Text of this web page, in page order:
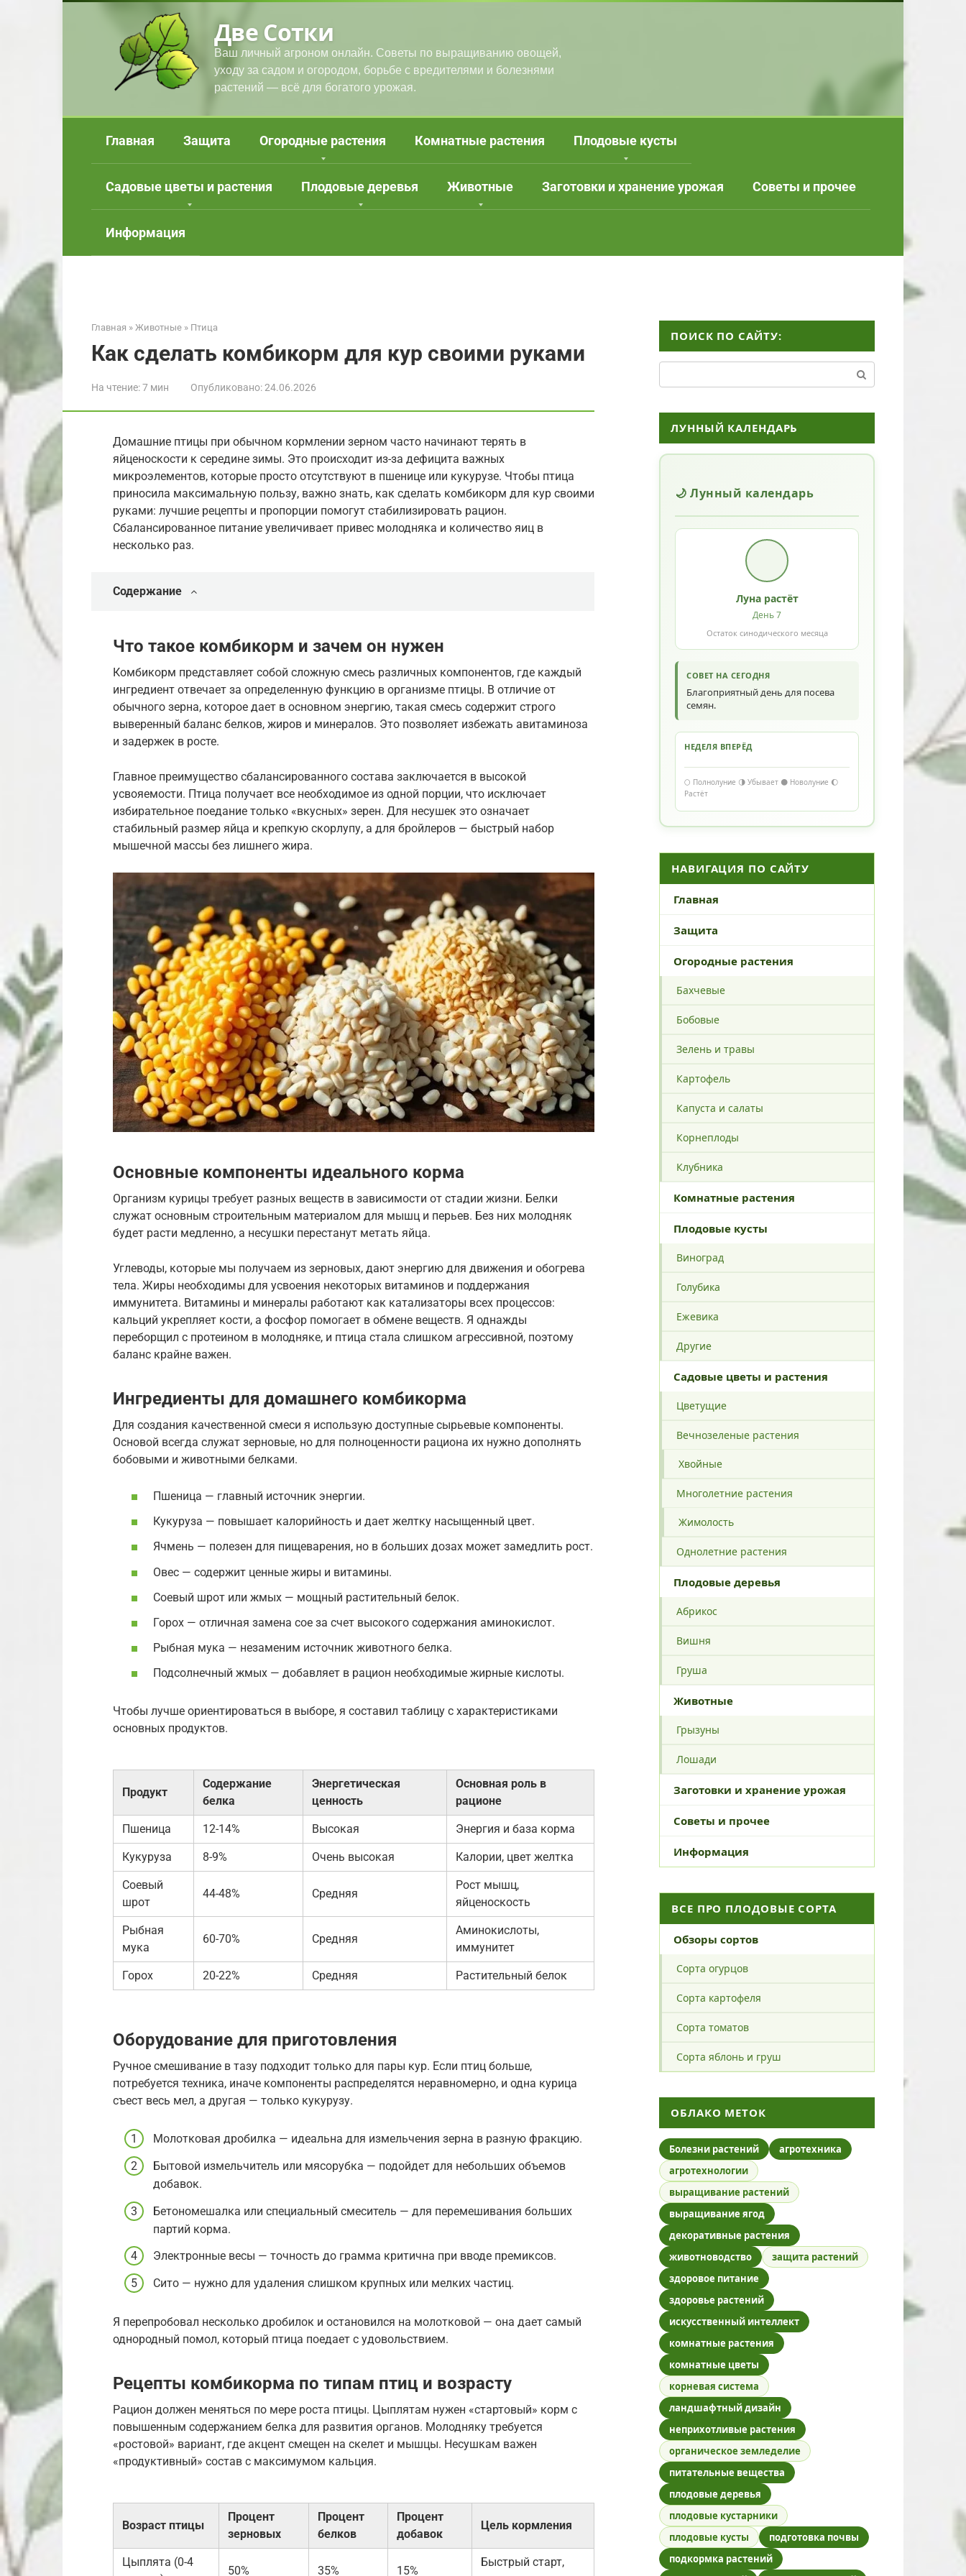
Две Сотки
Ваш личный агроном онлайн. Советы по выращиванию овощей,
уходу за садом и огородом, борьбе с вредителями и болезнями
растений — всё для богатого урожая.
Главная Защита Огородные растения Комнатные растения Плодовые кусты
Садовые цветы и растения Плодовые деревья Животные Заготовки и хранение урожая Советы и прочее
Информация
Главная » Животные » Птица
Как сделать комбикорм для кур своими руками
На чтение:7 мин Опубликовано:24.06.2026
Домашние птицы при обычном кормлении зерном часто начинают терять в
яйценоскости к середине зимы. Это происходит из-за дефицита важных
микроэлементов, которые просто отсутствуют в пшенице или кукурузе. Чтобы птица
приносила максимальную пользу, важно знать, как сделать комбикорм для кур своими
руками: лучшие рецепты и пропорции помогут стабилизировать рацион.
Сбалансированное питание увеличивает привес молодняка и количество яиц в
несколько раз.
Содержание
Что такое комбикорм и зачем он нужен
Комбикорм представляет собой сложную смесь различных компонентов, где каждый
ингредиент отвечает за определенную функцию в организме птицы. В отличие от
обычного зерна, которое дает в основном энергию, такая смесь содержит строго
выверенный баланс белков, жиров и минералов. Это позволяет избежать авитаминоза
и задержек в росте.
Главное преимущество сбалансированного состава заключается в высокой
усвояемости. Птица получает все необходимое из одной порции, что исключает
избирательное поедание только «вкусных» зерен. Для несушек это означает
стабильный размер яйца и крепкую скорлупу, а для бройлеров — быстрый набор
мышечной массы без лишнего жира.
Основные компоненты идеального корма
Организм курицы требует разных веществ в зависимости от стадии жизни. Белки
служат основным строительным материалом для мышц и перьев. Без них молодняк
будет расти медленно, а несушки перестанут метать яйца.
Углеводы, которые мы получаем из зерновых, дают энергию для движения и обогрева
тела. Жиры необходимы для усвоения некоторых витаминов и поддержания
иммунитета. Витамины и минералы работают как катализаторы всех процессов:
кальций укрепляет кости, а фосфор помогает в обмене веществ. Я однажды
переборщил с протеином в молодняке, и птица стала слишком агрессивной, поэтому
баланс крайне важен.
Ингредиенты для домашнего комбикорма
Для создания качественной смеси я использую доступные сырьевые компоненты.
Основой всегда служат зерновые, но для полноценности рациона их нужно дополнять
бобовыми и животными белками.
Пшеница — главный источник энергии.
Кукуруза — повышает калорийность и дает желтку насыщенный цвет.
Ячмень — полезен для пищеварения, но в больших дозах может замедлить рост.
Овес — содержит ценные жиры и витамины.
Соевый шрот или жмых — мощный растительный белок.
Горох — отличная замена сое за счет высокого содержания аминокислот.
Рыбная мука — незаменим источник животного белка.
Подсолнечный жмых — добавляет в рацион необходимые жирные кислоты.
Чтобы лучше ориентироваться в выборе, я составил таблицу с характеристиками
основных продуктов.
Продукт
Содержание
белка
Энергетическая
ценность
Основная роль в
рационе
Пшеница 12-14% Высокая Энергия и база корма
Кукуруза 8-9% Очень высокая Калории, цвет желтка
Соевый
шрот
44-48% Средняя
Рост мышц,
яйценоскость
Рыбная
мука
60-70% Средняя
Аминокислоты,
иммунитет
Горох 20-22% Средняя Растительный белок
Оборудование для приготовления
Ручное смешивание в тазу подходит только для пары кур. Если птиц больше,
потребуется техника, иначе компоненты распределятся неравномерно, и одна курица
съест весь мел, а другая — только кукурузу.
Молотковая дробилка — идеальна для измельчения зерна в разную фракцию.
Бытовой измельчитель или мясорубка — подойдет для небольших объемов
добавок.
Бетономешалка или специальный смеситель — для перемешивания больших
партий корма.
Электронные весы — точность до грамма критична при вводе премиксов.
Сито — нужно для удаления слишком крупных или мелких частиц.
Я перепробовал несколько дробилок и остановился на молотковой — она дает самый
однородный помол, который птица поедает с удовольствием.
Рецепты комбикорма по типам птиц и возрасту
Рацион должен меняться по мере роста птицы. Цыплятам нужен «стартовый» корм с
повышенным содержанием белка для развития органов. Молодняку требуется
«ростовой» вариант, где акцент смещен на скелет и мышцы. Несушкам важен
«продуктивный» состав с максимумом кальция.
Возраст птицы
Процент
зерновых
Процент
белков
Процент
добавок
Цель кормления
Цыплята (0-4
50% 35% 15%
Быстрый старт,
ПОИСК ПО САЙТУ:
ЛУННЫЙ КАЛЕНДАРЬ
🌙 Лунный календарь
Луна растёт
День 7
Остаток синодического месяца
СОВЕТ НА СЕГОДНЯ
Благоприятный день для посева
семян.
НЕДЕЛЯ ВПЕРЁД
🌕 Полнолуние 🌗 Убывает 🌑 Новолуние 🌔
Растёт
НАВИГАЦИЯ ПО САЙТУ
Главная
Защита
Огородные растения
Бахчевые
Бобовые
Зелень и травы
Картофель
Капуста и салаты
Корнеплоды
Клубника
Комнатные растения
Плодовые кусты
Виноград
Голубика
Ежевика
Другие
Садовые цветы и растения
Цветущие
Вечнозеленые растения
Хвойные
Многолетние растения
Жимолость
Однолетние растения
Плодовые деревья
Абрикос
Вишня
Груша
Животные
Грызуны
Лошади
Заготовки и хранение урожая
Советы и прочее
Информация
ВСЕ ПРО ПЛОДОВЫЕ СОРТА
Обзоры сортов
Сорта огурцов
Сорта картофеля
Сорта томатов
Сорта яблонь и груш
ОБЛАКО МЕТОК
Болезни растений
агротехника
агротехнологии
выращивание растений
выращивание ягод
декоративные растения
животноводство
защита растений
здоровое питание
здоровье растений
искусственный интеллект
комнатные растения
комнатные цветы
корневая система
ландшафтный дизайн
неприхотливые растения
органическое земледелие
питательные вещества
плодовые деревья
плодовые кустарники
плодовые кусты
подготовка почвы
подкормка растений